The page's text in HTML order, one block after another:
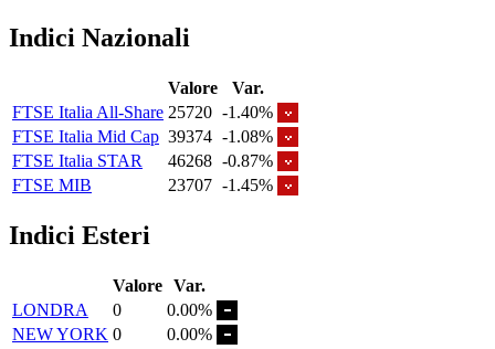
Indici Nazionali
Valore
Var.
FTSE Italia All-Share 25720 -1.40%
FTSE Italia Mid Cap 39374 -1.08%
FTSE Italia STAR
46268 -0.87%
FTSE MIB
23707 -1.45%
Indici Esteri
Valore Var.
LONDRA
0
0.00%
NEW YORK 0
0.00%